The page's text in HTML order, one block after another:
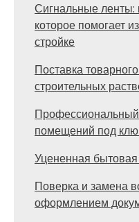
Сигнальные ленты:
которое помогает
стройке
Поставка
строительных
помещений под
Уцененная бытовая
Поверка и замена
оформлением